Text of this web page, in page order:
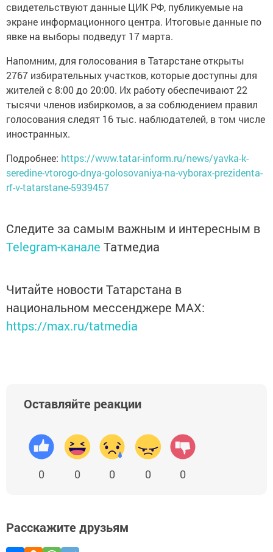
свидетельствуют данные ЦИК РФ, публикуемые на
экране информационного центра. Итоговые данные по
явке на выборы подведут 17 марта.
Напомним, для голосования в Татарстане открыты
2767 избирательных участков, которые доступны для
жителей с 8:00 до 20:00. Их работу обеспечивают 22
тысячи членов избиркомов, а за соблюдением правил
голосования следят 16 тыс. наблюдателей, в том числе
иностранных.
Подробнее: https://www.tatar-inform.ru/news/yavka-k-
seredine-vtorogo-dnya-golosovaniya-na-vyborax-prezidenta-
rf-v-tatarstane-5939457
Следите за самым важным и интересным в
Telegram-канале Татмедиа
Читайте новости Татарстана в
национальном мессенджере MАХ:
https://max.ru/tatmedia
Оставляйте реакции
0 0 0 0 0
Расскажите друзьям